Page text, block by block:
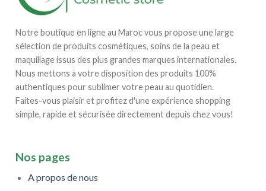
Notre boutique en ligne au Maroc vous propose une large
sélection de produits cosmétiques, soins de la peau et
maquillage issus des plus grandes marques internationales.
Nous mettons à votre disposition des produits 100%
authentiques pour sublimer votre peau au quotidien.
Faites-vous plaisir et profitez d'une expérience shopping
simple, rapide et sécurisée directement depuis chez vous!
Nos pages
A propos de nous